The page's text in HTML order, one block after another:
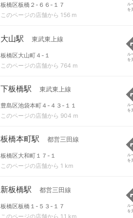
板橋区板橋２-６６-１７
このページの店舗から 156 m
ル
を
大山駅 東武東上線
板橋区大山町４-１
このページの店舗から 764 m
ル
を
下板橋駅 東武東上線
豊島区池袋本町４-４３-１１
このページの店舗から 904 m
ル
を
板橋本町駅 都営三田線
板橋区大和町１７-１
このページの店舗から 1 km
ル
を
新板橋駅 都営三田線
板橋区板橋１-５３-１７
このページの店舗から 1.1 km
ル
を